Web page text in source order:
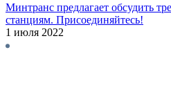
Минтранс предлагает обсудить
станциям. Присоединяйтесь!
1 июля 2022